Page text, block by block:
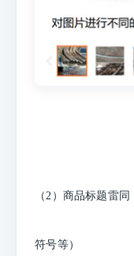
（2）商品标题雷
符号等）